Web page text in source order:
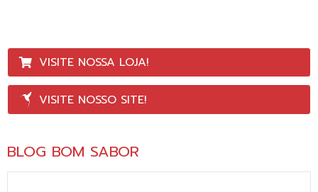
VISITE NOSSA LOJA!
VISITE NOSSO SITE!
BLOG BOM SABOR